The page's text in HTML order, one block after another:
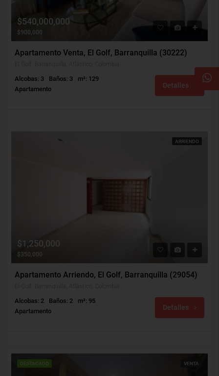
$540,000,000
$900,000
Apartamento Venta, El Golf, Barranquilla (30222)
Alcobas: 3 Baños: 3
m²: 129
Apartamento
Detalles
ARRIENDO
$1,250,000
$350,000
Apartamento Arriendo, El Golf, Barranquilla (29054)
Alcobas: 2 Baños: 2
m²: 95
Apartamento
Detalles
DESTACADO VENTA